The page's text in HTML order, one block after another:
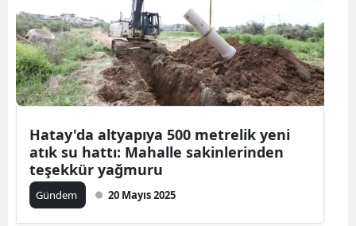
Hatay'da altyapıya 500 metrelik yeni
atık su hattı: Mahalle sakinlerinden
teşekkür yağmuru
Gündem 20 Mayıs 2025